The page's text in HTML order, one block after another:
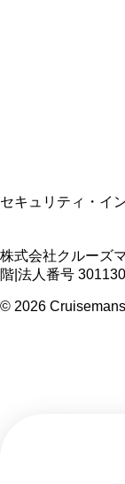
セキュリティ・イ
株式会社クルーズ
階 法人番号
© 2026